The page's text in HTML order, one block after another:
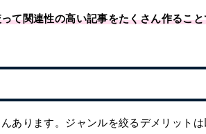
て関連性の高い記事をたくさん作るこ
あります。ジャンルを絞るデメリットは